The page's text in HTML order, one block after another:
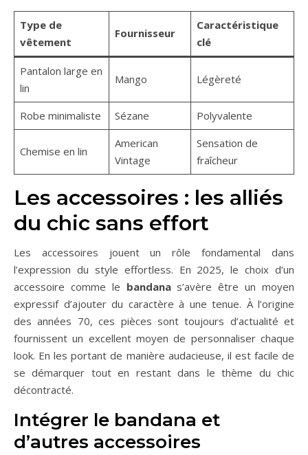
Type de
vêtement
Fournisseur
Caractéristique
clé
Pantalon large en
lin
Mango Légèreté
Robe minimaliste Sézane Polyvalente
Chemise en lin
American
Vintage
Sensation de
fraîcheur
Les accessoires : les alliés
du chic sans effort
Les accessoires jouent un rôle fondamental dans
l’expression du style effortless. En 2025, le choix d’un
accessoire comme le bandanas’avère être un moyen
expressif d’ajouter du caractère à une tenue. À l’origine
des années 70, ces pièces sont toujours d’actualité et
fournissent un excellent moyen de personnaliser chaque
look. En les portant de manière audacieuse, il est facile de
se démarquer tout en restant dans le thème du chic
décontracté.
Intégrer le bandana et
d’autres accessoires